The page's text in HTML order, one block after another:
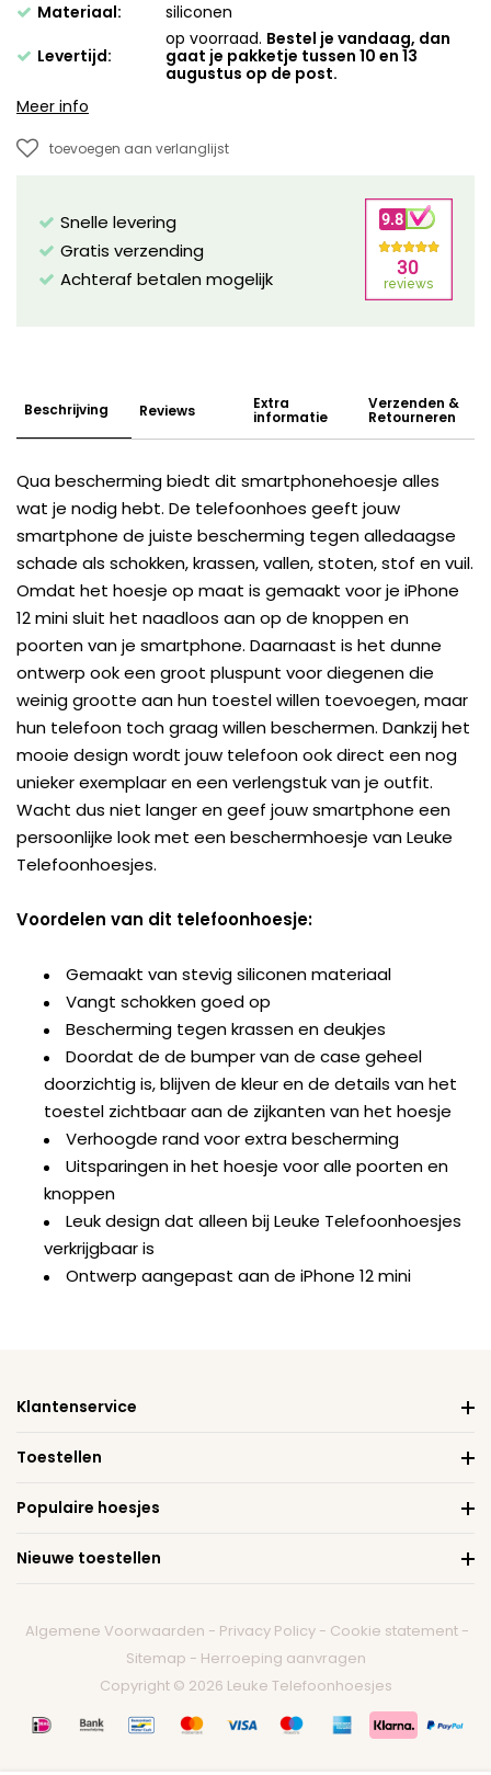
Materiaal:
siliconen
Levertijd:
op voorraad. Bestel je vandaag, dan
gaat je pakketje tussen 10 en 13
augustus op de post.
Meer info
toevoegen aan verlanglijst
Snelle levering
Gratis verzending
Achteraf betalen mogelijk
Beschrijving Reviews Extra
informatie
Verzenden &
Retourneren
Qua bescherming biedt dit smartphonehoesje alles
wat je nodig hebt. De telefoonhoes geeft jouw
smartphone de juiste bescherming tegen alledaagse
schade als schokken, krassen, vallen, stoten, stof en vuil.
Omdat het hoesje op maat is gemaakt voor je iPhone
12 mini sluit het naadloos aan op de knoppen en
poorten van je smartphone. Daarnaast is het dunne
ontwerp ook een groot pluspunt voor diegenen die
weinig grootte aan hun toestel willen toevoegen, maar
hun telefoon toch graag willen beschermen. Dankzij het
mooie design wordt jouw telefoon ook direct een nog
unieker exemplaar en een verlengstuk van je outfit.
Wacht dus niet langer en geef jouw smartphone een
persoonlijke look met een beschermhoesje van Leuke
Telefoonhoesjes.
Voordelen van dit telefoonhoesje:
Gemaakt van stevig siliconen materiaal
Vangt schokken goed op
Bescherming tegen krassen en deukjes
Doordat de de bumper van de case geheel
doorzichtig is, blijven de kleur en de details van het
toestel zichtbaar aan de zijkanten van het hoesje
Verhoogde rand voor extra bescherming
Uitsparingen in het hoesje voor alle poorten en
knoppen
Leuk design dat alleen bij Leuke Telefoonhoesjes
verkrijgbaar is
Ontwerp aangepast aan de iPhone 12 mini
Klantenservice
Toestellen
Populaire hoesjes
Nieuwe toestellen
Algemene Voorwaarden - Privacy Policy - Cookie statement -
Sitemap - Herroeping aanvragen
Copyright © 2026 Leuke Telefoonhoesjes